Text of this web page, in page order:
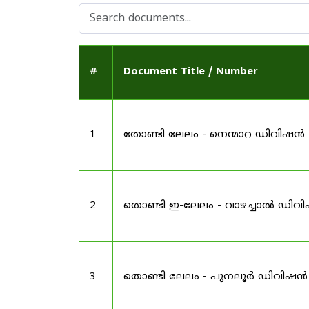
# Document Title / Number
1 തോണ്ടി ലേലം - നെന്മാറ ഡിവിഷൻ
2 തൊണ്ടി ഇ-ലേലം - വാഴച്ചാൽ
3 തൊണ്ടി ലേലം - പുനലൂർ ഡിവിഷൻ